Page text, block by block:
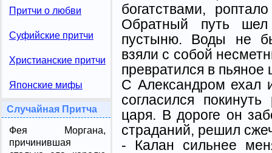
Притчи о любви
Суфийские притчи
Христианские притчи
Японские мифы
Случайная Притча
Фея Моргана,
причинившая
богатствами,
Обратный путь
пустыню. Воды не
взяли с собой
превратился в пьяное
С Александром ехал
согласился
царя. В дороге он
страданий, решил
- Калан сильнее